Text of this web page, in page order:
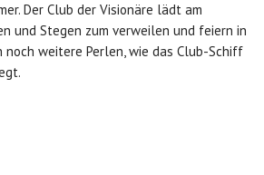
Der Club der Visionäre lädt am
und Stegen zum verweilen und feiern in
weitere Perlen, wie das Club-Schiff